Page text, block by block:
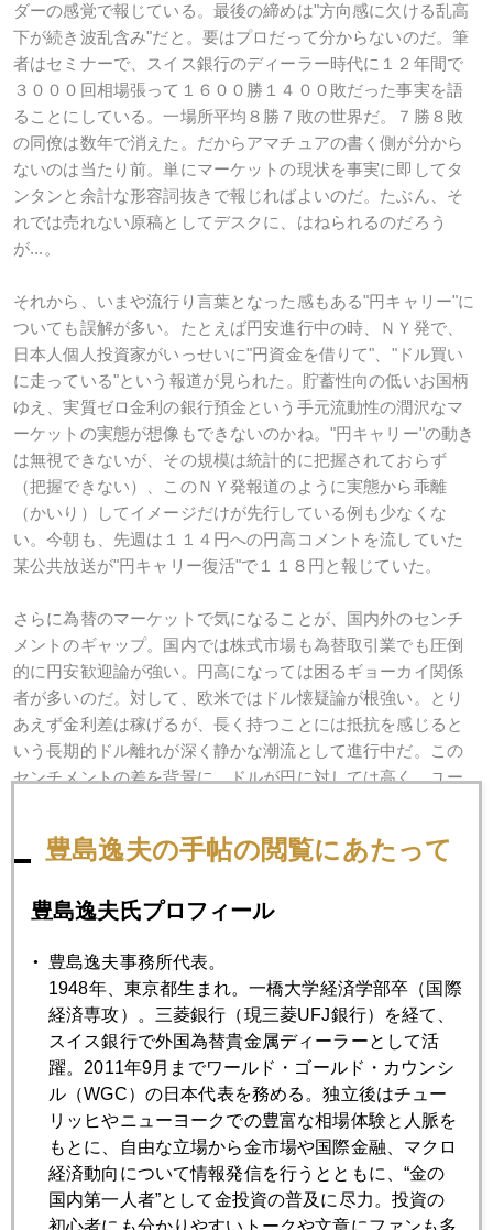
ダーの感覚で報じている。最後の締めは"方向感に欠ける乱高
下が続き波乱含み"だと。要はプロだって分からないのだ。筆
者はセミナーで、スイス銀行のディーラー時代に１２年間で
３０００回相場張って１６００勝１４００敗だった事実を語
ることにしている。一場所平均８勝７敗の世界だ。７勝８敗
の同僚は数年で消えた。だからアマチュアの書く側が分から
ないのは当たり前。単にマーケットの現状を事実に即してタ
ンタンと余計な形容詞抜きで報じればよいのだ。たぶん、そ
れでは売れない原稿としてデスクに、はねられるのだろう
が...。
それから、いまや流行り言葉となった感もある"円キャリー"に
ついても誤解が多い。たとえば円安進行中の時、ＮＹ発で、
日本人個人投資家がいっせいに"円資金を借りて"、"ドル買い
に走っている"という報道が見られた。貯蓄性向の低いお国柄
ゆえ、実質ゼロ金利の銀行預金という手元流動性の潤沢なマ
ーケットの実態が想像もできないのかね。"円キャリー"の動き
は無視できないが、その規模は統計的に把握されておらず
（把握できない）、このＮＹ発報道のように実態から乖離
（かいり）してイメージだけが先行している例も少なくな
い。今朝も、先週は１１４円への円高コメントを流していた
某公共放送が"円キャリー復活"で１１８円と報じていた。
さらに為替のマーケットで気になることが、国内外のセンチ
メントのギャップ。国内では株式市場も為替取引業でも圧倒
的に円安歓迎論が強い。円高になっては困るギョーカイ関係
者が多いのだ。対して、欧米ではドル懐疑論が根強い。とり
あえず金利差は稼げるが、長く持つことには抵抗を感じると
いう長期的ドル離れが深く静かな潮流として進行中だ。この
センチメントの差を背景に、ドルが円に対しては高く、ユー
ら見れば、ドルより金のファンダメンタルズのほうが遥かに
の中の蛙にはならぬよう気をつけたいもの。
なお、今日(３月１２日)日経ＣＮＢＣに生出演して最新相場動
向を語ります。（午後５時から。再放送同日８時６分か
ら）。
2007年
1月 3月 4月 5月 6月
7月 8月 9月 10月 11月 12月
豊島逸夫の手帖の閲覧にあたって
豊島逸夫氏プロフィール
豊島逸夫事務所代表。
1948年、東京都生まれ。一橋大学経済学部卒（国際
経済専攻）。三菱銀行（現三菱UFJ銀行）を経て、
スイス銀行で外国為替貴金属ディーラーとして活
躍。2011年9月までワールド・ゴールド・カウンシ
ル（WGC）の日本代表を務める。独立後はチュー
リッヒやニューヨークでの豊富な相場体験と人脈を
もとに、自由な立場から金市場や国際金融、マクロ
経済動向について情報発信を行うとともに、“金の
国内第一人者”として金投資の普及に尽力。投資の
初心者にも分かりやすいトークや文章にファンも多